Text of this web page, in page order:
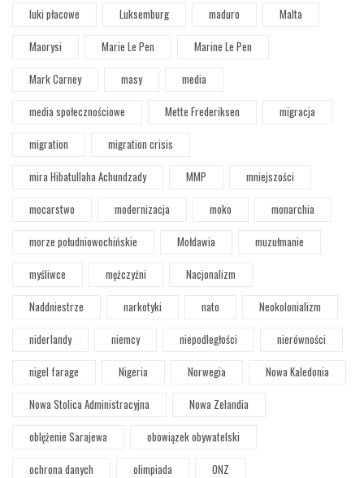
luki płacowe
Luksemburg maduro
Malta
Maorysi
Marie Le Pen
Marine Le Pen
Mark Carney
masy
media
media społecznościowe
Mette Frederiksen
migracja
migration
migration crisis
mira Hibatullaha Achundzady
MMP
mniejszości
mocarstwo
modernizacja moko
monarchia
morze południowochińskie
Mołdawia
muzułmanie
myśliwce
mężczyźni
Nacjonalizm
Naddniestrze
narkotyki nato
Neokolonializm
niderlandy
niemcy niepodległości
nierówności
nigel farage
Nigeria Norwegia
Nowa Kaledonia
Nowa Stolica Administracyjna
Nowa Zelandia
oblężenie Sarajewa
obowiązek obywatelski
ochrona danych
olimpiada
ONZ